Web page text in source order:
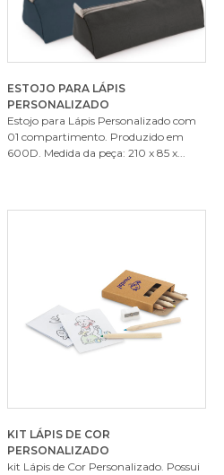
ESTOJO PARA LÁPIS
PERSONALIZADO
Estojo para Lápis Personalizado com
01 compartimento. Produzido em
600D. Medida da peça: 210 x 85 x...
KIT LÁPIS DE COR
PERSONALIZADO
kit Lápis de Cor Personalizado. Possui